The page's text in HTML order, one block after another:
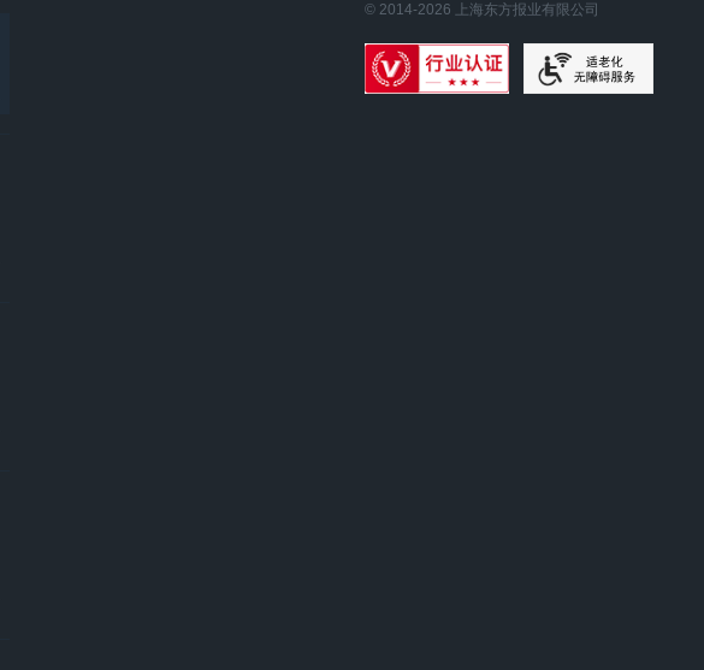
© 2014-2026 上海东方报业有限公司